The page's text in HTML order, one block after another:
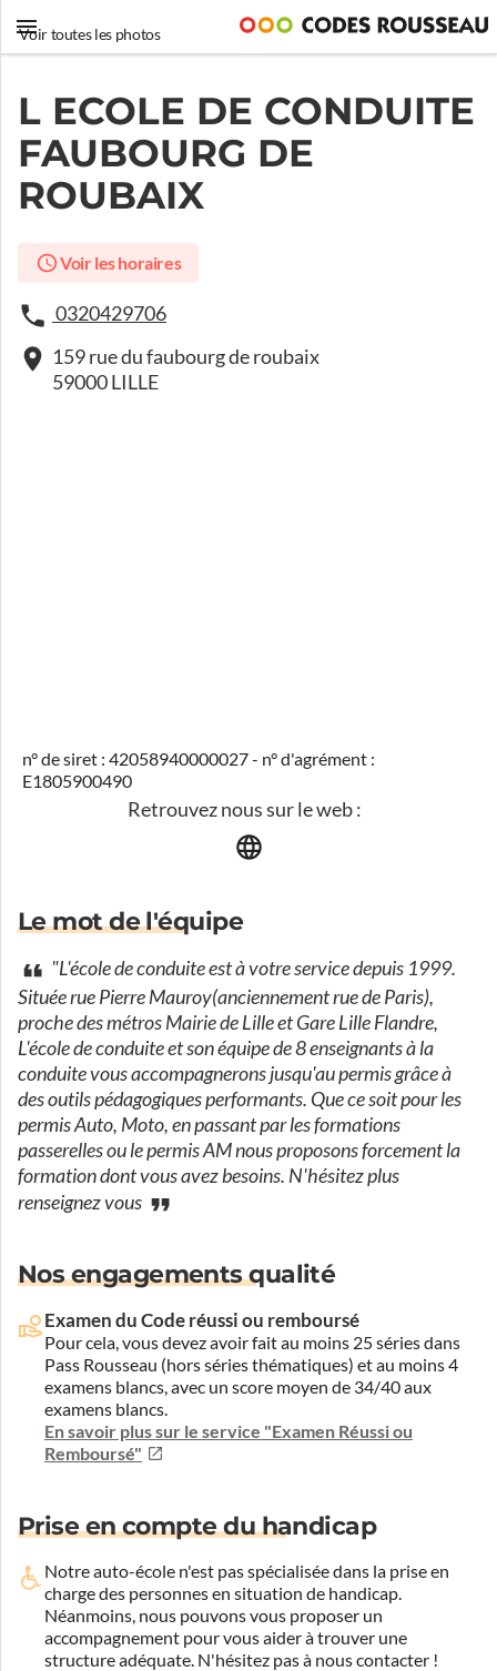
Voir toutes les photos
L ECOLE DE CONDUITE
FAUBOURG DE
ROUBAIX
Voir les horaires
0320429706
159 rue du faubourg de roubaix
59000 LILLE
n° de siret : 42058940000027 - n° d'agrément :
E1805900490
Retrouvez nous sur le web :
Le mot de l'équipe
"L'école de conduite est à votre service depuis 1999.
Située rue Pierre Mauroy(anciennement rue de Paris),
proche des métros Mairie de Lille et Gare Lille Flandre,
L'école de conduite et son équipe de 8 enseignants à la
conduite vous accompagnerons jusqu'au permis grâce à
des outils pédagogiques performants. Que ce soit pour les
permis Auto, Moto, en passant par les formations
passerelles ou le permis AM nous proposons forcement la
formation dont vous avez besoins. N'hésitez plus
renseignez vous
Nos engagements qualité
Examen du Code réussi ou remboursé
Pour cela, vous devez avoir fait au moins 25 séries dans
Pass Rousseau (hors séries thématiques) et au moins 4
examens blancs, avec un score moyen de 34/40 aux
examens blancs.
En savoir plus sur le service "Examen Réussi ou
Remboursé"
Prise en compte du handicap
Notre auto-école n'est pas spécialisée dans la prise en
charge des personnes en situation de handicap.
Néanmoins, nous pouvons vous proposer un
accompagnement pour vous aider à trouver une
structure adéquate. N'hésitez pas à nous contacter !